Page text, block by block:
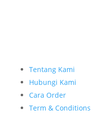
Tentang Kami
Hubungi Kami
Cara Order
Term & Conditions